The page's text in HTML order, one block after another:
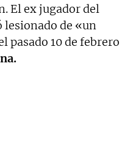
El ex jugador del
lesionado de «un
pasado 10 de febrero